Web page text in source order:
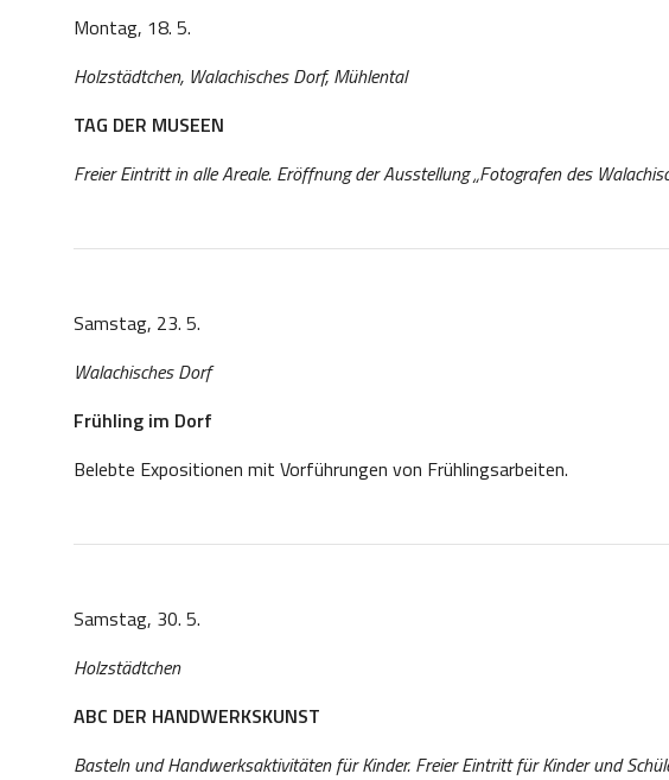
Montag, 18. 5.
Holzstädtchen, Walachisches Dorf, Mühlental
TAG DER MUSEEN
Freier Eintritt in alle Areale. Eröffnung der Ausstellung „Fotografen des
Samstag, 23. 5.
Walachisches Dorf
Frühling im Dorf
Belebte Expositionen mit Vorführungen von Frühlingsarbeiten.
Samstag, 30. 5.
Holzstädtchen
ABC DER HANDWERKSKUNST
Basteln und Handwerksaktivitäten für Kinder. Freier Eintritt für Kinder und